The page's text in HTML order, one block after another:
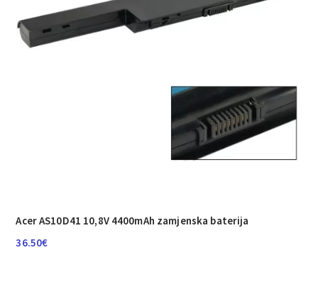
Acer AS10D41 10,8V 4400mAh zamjenska baterija
36.50€